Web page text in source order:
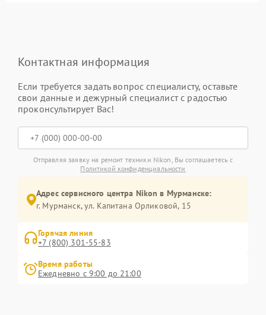
Контактная информация
Если требуется задать вопрос специалисту, оставьте
свои данные и дежурный специалист с радостью
проконсультирует Вас!
Отправляя заявку на ремонт техники Nikon, Вы соглашаетесь с
Политикой конфиденциальности
Адрес сервисного центра Nikon в Мурманске:
г. Мурманск, ул. Капитана Орликовой, 15
Горячая линия
+7 (800) 301-55-83
Время работы
Ежедневно с 9:00 до 21:00